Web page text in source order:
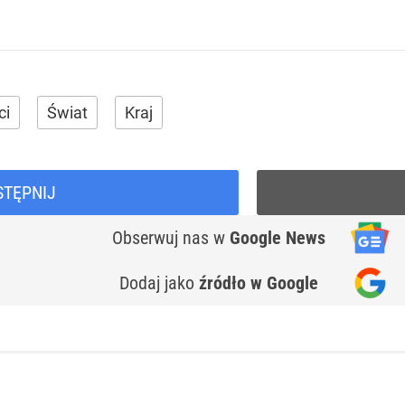
Świat Kraj
Obserwuj nas w Google News
Dodaj jako źródło w Google